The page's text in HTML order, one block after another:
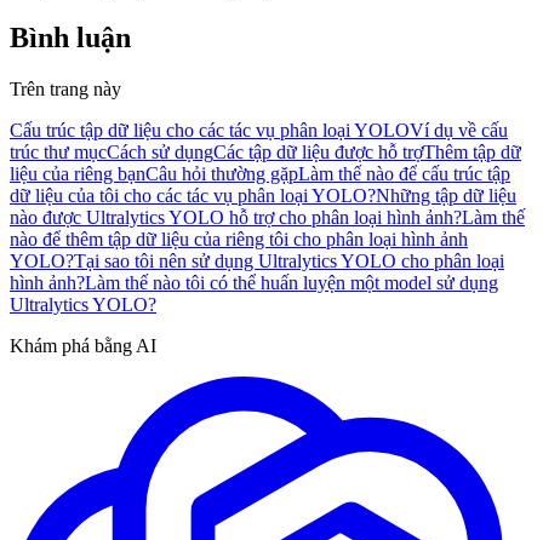
Bình luận
Trên trang này
Cấu trúc tập dữ liệu cho các tác vụ phân loại YOLOVí dụ về cấu
trúc thư mụcCách sử dụngCác tập dữ liệu được hỗ trợThêm tập dữ
liệu của riêng bạnCâu hỏi thường gặpLàm thế nào để cấu trúc tập
dữ liệu của tôi cho các tác vụ phân loại YOLO?Những tập dữ liệu
nào được Ultralytics YOLO hỗ trợ cho phân loại hình ảnh?Làm thế
nào để thêm tập dữ liệu của riêng tôi cho phân loại hình ảnh
YOLO?Tại sao tôi nên sử dụng Ultralytics YOLO cho phân loại
hình ảnh?Làm thế nào tôi có thể huấn luyện một model sử dụng
Ultralytics YOLO?
Khám phá bằng AI